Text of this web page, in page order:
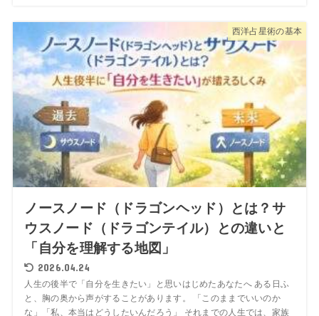
西洋占星術の基本
ノースノード（ドラゴンヘッド）とは？サ
ウスノード（ドラゴンテイル）との違いと
「自分を理解する地図」
2026.04.24
人生の後半で「自分を生きたい」と思いはじめたあなたへ ある日ふ
と、胸の奥から声がすることがあります。 「このままでいいのか
な」「私、本当はどうしたいんだろう」 それまでの人生では、家族